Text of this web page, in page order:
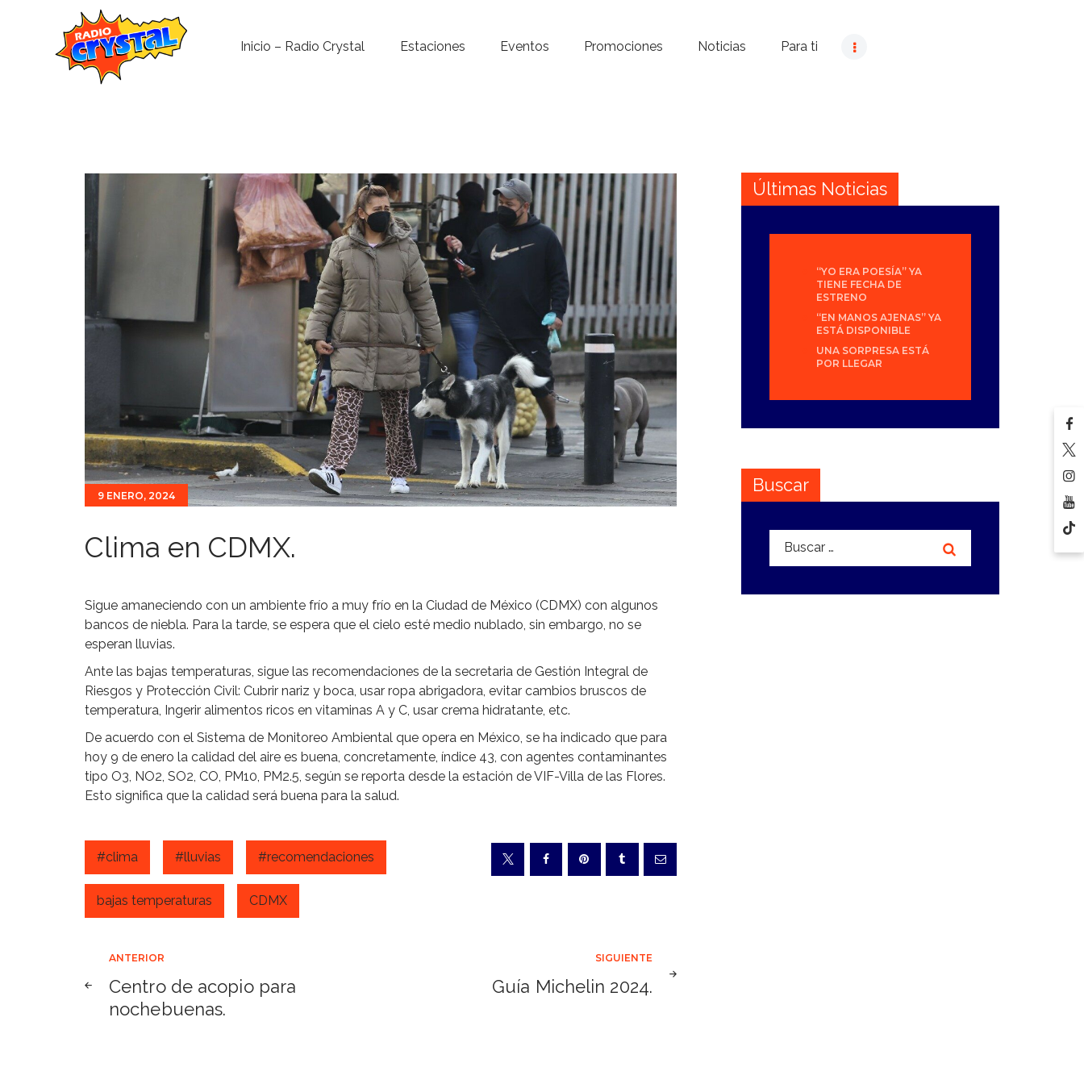
Inicio – Radio Crystal Estaciones Eventos Promociones Noticias Para ti
Noticias
Para ti
Contacto
9 ENERO, 2024
Clima en CDMX.
Sigue amaneciendo con un ambiente frío a muy frío en la Ciudad de México (CDMX) con algunos
bancos de niebla. Para la tarde, se espera que el cielo esté medio nublado, sin embargo, no se
esperan lluvias.
Ante las bajas temperaturas, sigue las recomendaciones de la secretaria de Gestión Integral de
Riesgos y Protección Civil: Cubrir nariz y boca, usar ropa abrigadora, evitar cambios bruscos de
temperatura, Ingerir alimentos ricos en vitaminas A y C, usar crema hidratante, etc.
De acuerdo con el Sistema de Monitoreo Ambiental que opera en México, se ha indicado que para
hoy 9 de enero la calidad del aire es buena, concretamente, índice 43, con agentes contaminantes
tipo O3, NO2, SO2, CO, PM10, PM2.5, según se reporta desde la estación de VIF-Villa de las Flores.
Esto significa que la calidad será buena para la salud.
#clima #lluvias #recomendaciones
bajas temperaturas CDMX
Navegación
de
ANTERIOR
Centro de acopio para
nochebuenas.
SIGUIENTE
Guía Michelin 2024.
Últimas Noticias
“YO ERA POESÍA” YA
TIENE FECHA DE
ESTRENO
“EN MANOS AJENAS” YA
ESTÁ DISPONIBLE
UNA SORPRESA ESTÁ
POR LLEGAR
Buscar
Buscar: